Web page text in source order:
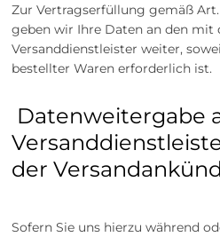
Zur Vertragserfüllung gemäß Art.
geben wir Ihre Daten an den
Versanddienstleister weiter,
bestellter Waren erforderlich ist.
Datenweitergabe
der
Sofern Sie uns hierzu während